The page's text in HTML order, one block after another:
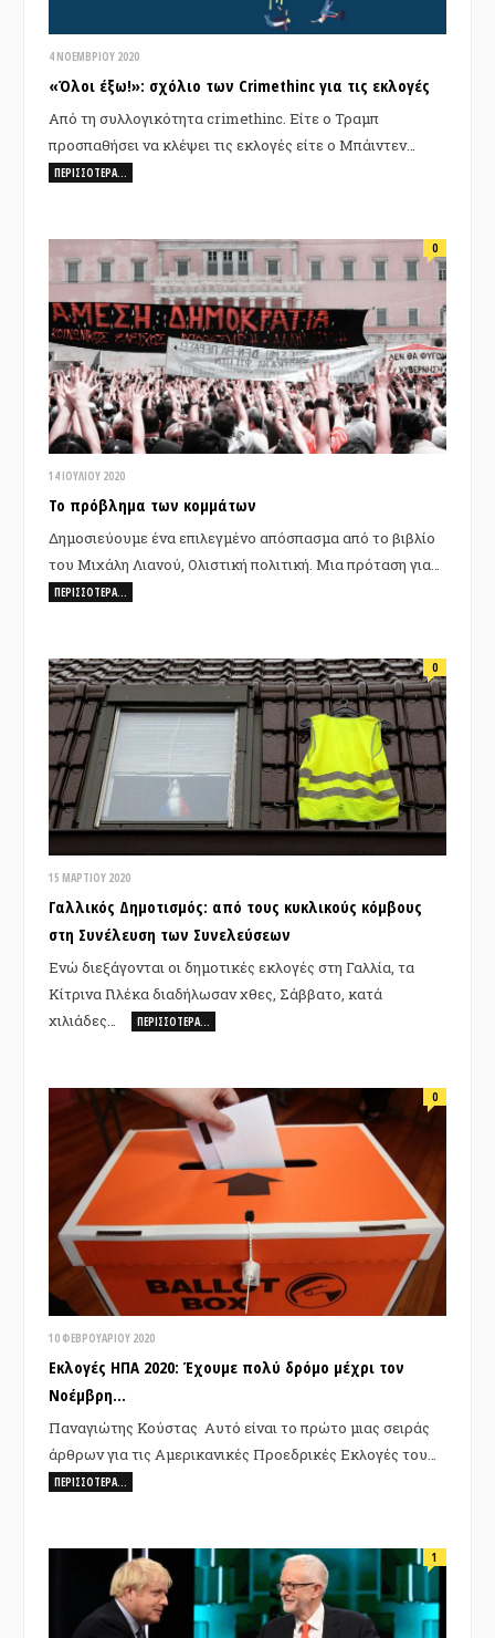
4 ΝΟΕΜΒΡΊΟΥ 2020
«Όλοι έξω!»: σχόλιο των Crimethinc για τις εκλογές
Από τη συλλογικότητα crimethinc. Είτε ο Τραμπ
προσπαθήσει να κλέψει τις εκλογές είτε ο Μπάιντεν…
ΠΕΡΙΣΣΌΤΕΡΑ…
14 ΙΟΥΛΊΟΥ 2020
0
Το πρόβλημα των κομμάτων
Δημοσιεύουμε ένα επιλεγμένο απόσπασμα από το βιβλίο
του Μιχάλη Λιανού, Ολιστική πολιτική. Μια πρόταση για…
ΠΕΡΙΣΣΌΤΕΡΑ…
15 ΜΑΡΤΊΟΥ 2020
0
Γαλλικός Δημοτισμός: από τους κυκλικούς κόμβους
στη Συνέλευση των Συνελεύσεων
Ενώ διεξάγονται οι δημοτικές εκλογές στη Γαλλία, τα
Κίτρινα Γιλέκα διαδήλωσαν χθες, Σάββατο, κατά
χιλιάδες…
ΠΕΡΙΣΣΌΤΕΡΑ…
10 ΦΕΒΡΟΥΑΡΊΟΥ 2020
0
Εκλογές ΗΠΑ 2020: Έχουμε πολύ δρόμο μέχρι τον
Νοέμβρη…
Παναγιώτης Κούστας Αυτό είναι το πρώτο μιας σειράς
άρθρων για τις Αμερικανικές Προεδρικές Εκλογές του…
ΠΕΡΙΣΣΌΤΕΡΑ…
1